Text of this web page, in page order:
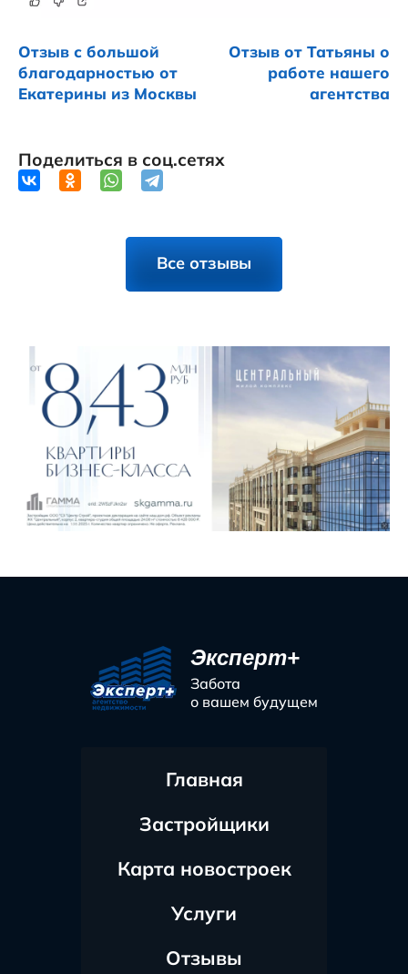
Отзыв с большой
благодарностью от
Екатерины из Москвы
Отзыв от Татьяны о
работе нашего
агентства
Поделиться в соц.сетях
Все отзывы
Эксперт+
Забота
о вашем будущем
Главная
Застройщики
Карта новостроек
Услуги
Отзывы